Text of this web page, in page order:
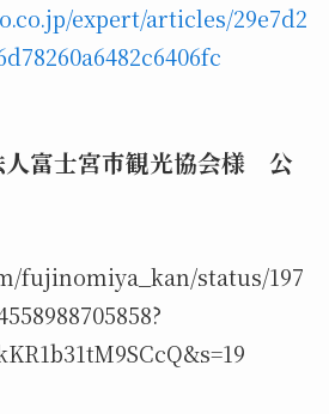
expert/articles/29e7d2
人富士宮市観光協会様 公
fujinomiya_kan/status/197